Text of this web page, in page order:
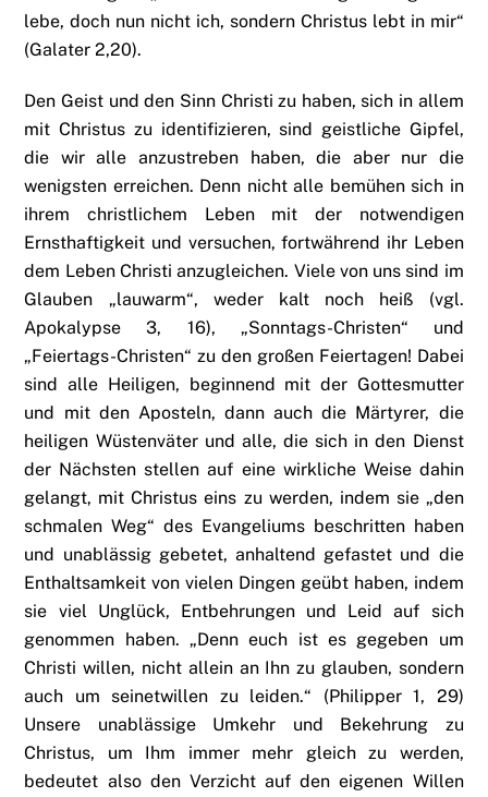
lebe, doch nun nicht ich, sondern Christus lebt in mir“
(Galater 2,20).
Den Geist und den Sinn Christi zu haben, sich in allem
mit Christus zu identifizieren, sind geistliche Gipfel,
die wir alle anzustreben haben, die aber nur die
wenigsten erreichen. Denn nicht alle bemühen sich in
ihrem christlichem Leben mit der notwendigen
Ernsthaftigkeit und versuchen, fortwährend ihr Leben
dem Leben Christi anzugleichen. Viele von uns sind im
Glauben „lauwarm“, weder kalt noch heiß (vgl.
Apokalypse 3, 16), „Sonntags-Christen“ und
„Feiertags-Christen“ zu den großen Feiertagen! Dabei
sind alle Heiligen, beginnend mit der Gottesmutter
und mit den Aposteln, dann auch die Märtyrer, die
heiligen Wüstenväter und alle, die sich in den Dienst
der Nächsten stellen auf eine wirkliche Weise dahin
gelangt, mit Christus eins zu werden, indem sie „den
schmalen Weg“ des Evangeliums beschritten haben
und unablässig gebetet, anhaltend gefastet und die
Enthaltsamkeit von vielen Dingen geübt haben, indem
sie viel Unglück, Entbehrungen und Leid auf sich
genommen haben. „Denn euch ist es gegeben um
Christi willen, nicht allein an Ihn zu glauben, sondern
auch um seinetwillen zu leiden.“ (Philipper 1, 29)
Unsere unablässige Umkehr und Bekehrung zu
Christus, um Ihm immer mehr gleich zu werden,
bedeutet also den Verzicht auf den eigenen Willen